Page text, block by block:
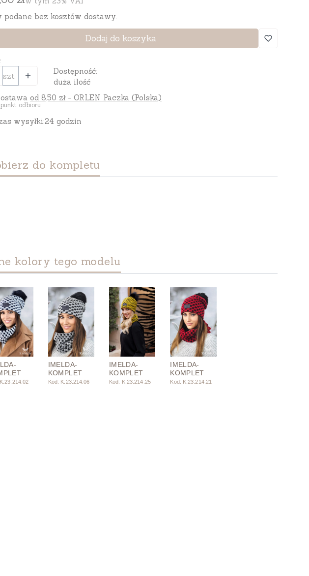
podane bez kosztów dostawy.
Dodaj do koszyka
szt.
Dostępność:
duża ilość
od 8,50 zł - ORLEN Paczka (Polska)
odbioru
wysyłki:24 godzin
do kompletu
kolory tego modelu
IMELDA-
KOMPLET
Kod: K.23.214.06
IMELDA-
KOMPLET
Kod: K.23.214.25
IMELDA-
KOMPLET
Kod: K.23.214.21